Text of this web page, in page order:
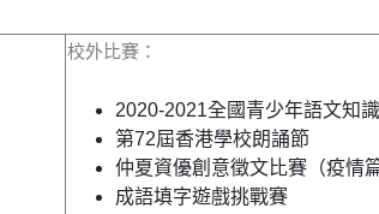
校外比賽：
2020-2021全國青少年語文知
第72屆香港學校朗誦節
仲夏資優創意徵文比賽（疫情篇
成語填字遊戲挑戰賽